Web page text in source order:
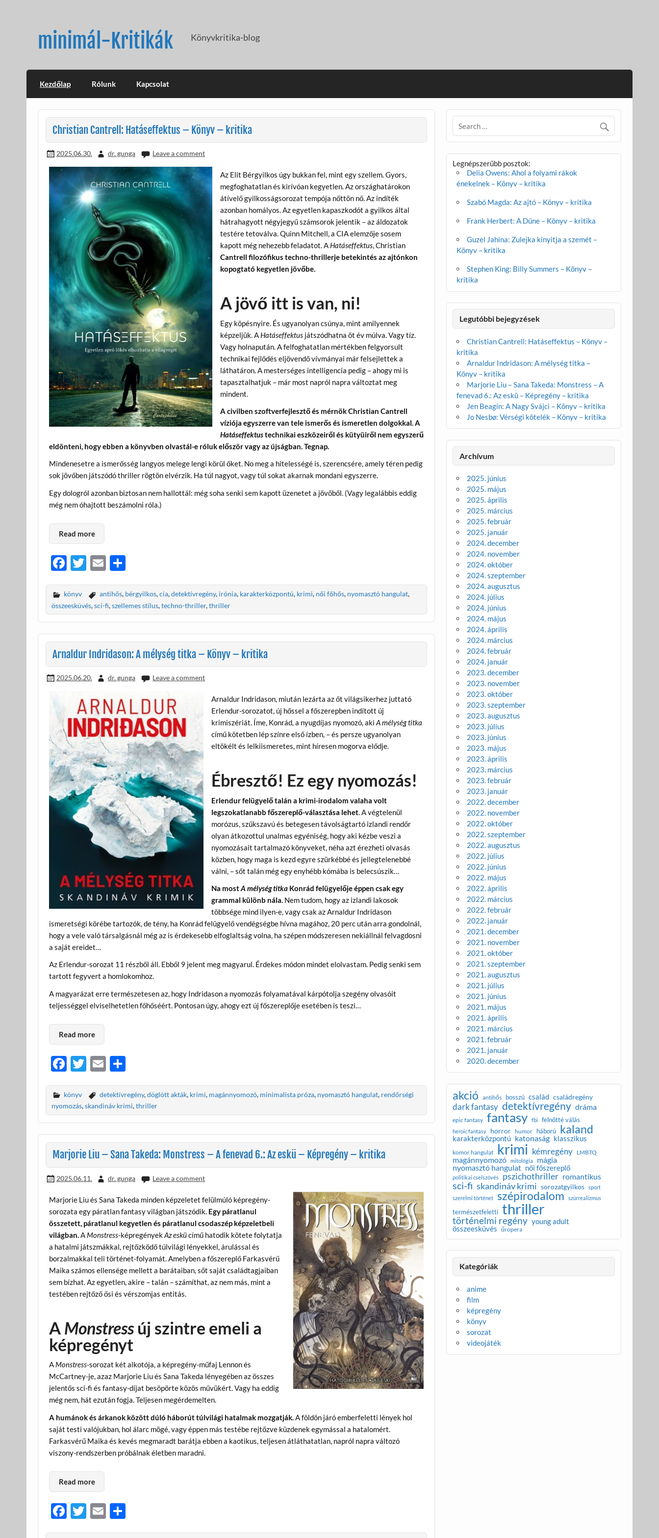
minimál-Kritikák Könyvkritika-blog
Kezdőlap Rólunk Kapcsolat
Christian Cantrell: Hatáseffektus – Könyv – kritika
2025.06.30. dr. gunga Leave a comment
Az Elit Bérgyilkos úgy bukkan fel, mint egy szellem. Gyors,
megfoghatatlan és kirívóan kegyetlen. Az országhatárokon
átívelő gyilkosságsorozat tempója nőttön nő. Az indíték
azonban homályos. Az egyetlen kapaszkodót a gyilkos által
hátrahagyott négyjegyű számsorok jelentik – az áldozatok
testére tetoválva. Quinn Mitchell, a CIA elemzője sosem
kapott még nehezebb feladatot. A Hatáseffektus, Christian
Cantrell filozófikus techno-thrillerje betekintés az ajtónkon
kopogtató kegyetlen jövőbe.
A jövő itt is van, ni!
Egy köpésnyire. És ugyanolyan csúnya, mint amilyennek
képzeljük. A Hatáseffektusjátszódhatna öt év múlva. Vagy tíz.
Vagy holnapután. A felfoghatatlan mértékben felgyorsult
technikai fejlődés eljövendő vívmányai már felsejlettek a
láthatáron. A mesterséges intelligencia pedig – ahogy mi is
tapasztalhatjuk – már most napról napra változtat meg
mindent.
A civilben szoftverfejlesztő és mérnök Christian Cantrell
víziója egyszerre van tele ismerős és ismeretlen dolgokkal. A
Hatáseffektustechnikai eszközeiről és kütyüiről nem egyszerű
eldönteni, hogy ebben a könyvben olvastál-e róluk először vagy az újságban. Tegnap.
Mindenesetre a ismerősség langyos melege lengi körül őket. No meg a hitelességé is, szerencsére, amely téren pedig
sok jövőben játszódó thriller rögtön elvérzik. Ha túl nagyot, vagy túl sokat akarnak mondani egyszerre.
Egy dologról azonban biztosan nem hallottál: még soha senki sem kapott üzenetet a jövőből. (Vagy legalábbis eddig
még nem óhajtott beszámolni róla.)
Read more
F
e
b
o
o
k
T
itt
er
E
ail za
m
e
g
könyv antihős, bérgyilkos,cia,detektívregény, irónia, karakterközpontú, krimi, női főhős, nyomasztó hangulat,
összeesküvés,sci-fi,szellemes stílus,techno-thriller,thriller
Arnaldur Indridason: A mélység titka – Könyv – kritika
2025.06.20. dr. gunga Leave a comment
Arnaldur Indridason, miután lezárta az őt világsikerhez juttató
Erlendur-sorozatot, új hőssel a főszerepben indított új
krimiszériát. Íme, Konrád, a nyugdíjas nyomozó, aki A mélység titka
című kötetben lép színre első ízben, – és persze ugyanolyan
eltökélt és lelkiismeretes, mint híresen mogorva elődje.
Ébresztő! Ez egy nyomozás!
Erlendur felügyelő talán a krimi-irodalom valaha volt
legszokatlanabb főszereplő-választása lehet. A végtelenül
morózus, szűkszavú és betegesen távolságtartó izlandi rendőr
olyan átkozottul unalmas egyéniség, hogy aki kézbe veszi a
nyomozásait tartalmazó könyveket, néha azt érezheti olvasás
közben, hogy maga is kezd egyre szürkébbé és jellegtelenebbé
válni, – sőt talán még egy enyhébb kómába is belecsúszik…
Na mostA mélység titkaKonrád felügyelője éppen csak egy
grammal különb nála.Nem tudom, hogy az izlandi lakosok
többsége mind ilyen-e, vagy csak az Arnaldur Indridason
ismeretségi körébe tartozók, de tény, ha Konrád felügyelő vendégségbe hívna magához, 20 perc után arra gondolnál,
hogy a vele való társalgásnál még az is érdekesebb elfoglaltság volna, ha szépen módszeresen nekiállnál felvagdosni
a saját ereidet…
Az Erlendur-sorozat 11 részből áll. Ebből 9 jelent meg magyarul. Érdekes módon mindet elolvastam. Pedig senki sem
tartott fegyvert a homlokomhoz.
A magyarázat erre természetesen az, hogy Indridason a nyomozás folyamatával kárpótolja szegény olvasóit
teljességgel elviselhetetlen főhőséért. Pontosan úgy, ahogy ezt új főszereplője esetében is teszi…
Read more
F
e
b
o
o
k
T
itt
er
E
ail za
m
e
g
könyv detektívregény,döglött akták, krimi, magánnyomozó, minimalista próza, nyomasztó hangulat, rendőrségi
nyomozás,skandináv krimi,thriller
Marjorie Liu – Sana Takeda: Monstress – A fenevad 6.: Az eskü – Képregény – kritika
2025.06.11. dr. gunga Leave a comment
Marjorie Liu és Sana Takeda minden képzeletet felülmúló képregény-
sorozata egy páratlan fantasy világban játszódik. Egy páratlanul
összetett, páratlanul kegyetlen és páratlanul csodaszép képzeletbeli
világban.A Monstress-képregényekAz eskücímű hatodik kötete folytatja
a hatalmi játszmákkal, rejtőzködő túlvilági lényekkel, árulással és
borzalmakkal teli történet-folyamát. Amelyben a főszereplő Farkasvérű
Maika számos ellensége mellett a barátaiban, sőt saját családtagjaiban
sem bízhat. Az egyetlen, akire – talán – számíthat, az nem más, mint a
testében rejtőző ősi és vérszomjas entitás.
AMonstressúj szintre emeli a
képregényt
A Monstress-sorozat két alkotója, a képregény-műfaj Lennon és
McCartney-je, azaz Marjorie Liu és Sana Takeda lényegében az összes
jelentős sci-fi és fantasy-díjat besöpörte közös művükért. Vagy ha eddig
még nem, hát ezután fogja. Teljesen megérdemelten.
A humánok és árkanok között dúló háborút túlvilági hatalmak mozgatják.A földön járó emberfeletti lények hol
saját testi valójukban, hol álarc mögé, vagy éppen más testébe rejtőzve küzdenek egymással a hatalomért.
Farkasvérű Maika és kevés megmaradt barátja ebben a kaotikus, teljesen átláthatatlan, napról napra változó
viszony-rendszerben próbálnak életben maradni.
Read more
F
T
E
Legnépszerűbb posztok:
Delia Owens: Ahol a folyami rákok
énekelnek – Könyv – kritika
Szabó Magda: Az ajtó – Könyv – kritika
Frank Herbert: A Dűne – Könyv – kritika
Guzel Jahina: Zulejka kinyitja a szemét –
Könyv – kritika
Stephen King: Billy Summers – Könyv –
kritika
Legutóbbi bejegyzések
Christian Cantrell: Hatáseffektus – Könyv –
kritika
Arnaldur Indridason: A mélység titka –
Könyv – kritika
Marjorie Liu – Sana Takeda: Monstress – A
fenevad 6.: Az eskü – Képregény – kritika
Jen Beagin: A Nagy Svájci – Könyv – kritika
Jo Nesbø: Vérségi kötelék – Könyv – kritika
Archívum
2025. június
2025. május
2025. április
2025. március
2025. február
2025. január
2024. december
2024. november
2024. október
2024. szeptember
2024. augusztus
2024. július
2024. június
2024. május
2024. április
2024. március
2024. február
2024. január
2023. december
2023. november
2023. október
2023. szeptember
2023. augusztus
2023. július
2023. június
2023. május
2023. április
2023. március
2023. február
2023. január
2022. december
2022. november
2022. október
2022. szeptember
2022. augusztus
2022. július
2022. június
2022. május
2022. április
2022. március
2022. február
2022. január
2021. december
2021. november
2021. október
2021. szeptember
2021. augusztus
2021. július
2021. június
2021. május
2021. április
2021. március
2021. február
2021. január
2020. december
akció antihős bosszú család családregény
dark fantasy detektívregény dráma
epic fantasy fantasy fbi felnőtté válás
heroic fantasy horror humor háború kaland
karakterközpontú katonaság klasszikus
komor hangulat krimi kémregény LMBTQ
magánnyomozó mitológia mágia
nyomasztó hangulat női főszereplő
politikai cselszövés pszichothriller romantikus
sci-fi skandináv krimi sorozatgyilkos
sport
szerelmi történet
szépirodalom szürrealizmus
természetfeletti thriller
történelmi regény young adult
összeesküvés
űropera
Kategóriák
anime
film
képregény
könyv
sorozat
videojáték